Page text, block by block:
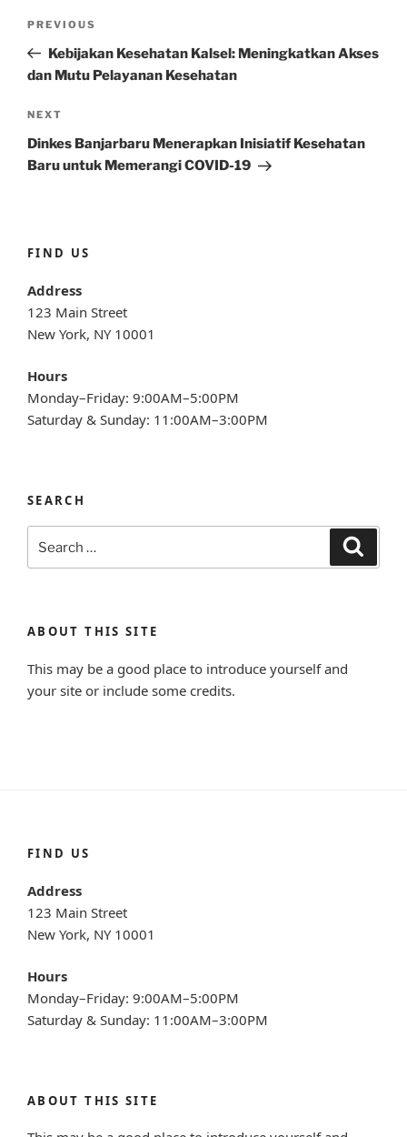
Previous
Post
PREVIOUS
Kebijakan Kesehatan Kalsel: Meningkatkan Akses
dan Mutu Pelayanan Kesehatan
Next
Post
NEXT
Dinkes Banjarbaru Menerapkan Inisiatif Kesehatan
Baru untuk Memerangi COVID-19
FIND US
Address
123 Main Street
New York, NY 10001
Hours
Monday–Friday: 9:00AM–5:00PM
Saturday & Sunday: 11:00AM–3:00PM
SEARCH
for:
ABOUT THIS SITE
This may be a good place to introduce yourself and
your site or include some credits.
FIND US
Address
123 Main Street
New York, NY 10001
Hours
Monday–Friday: 9:00AM–5:00PM
Saturday & Sunday: 11:00AM–3:00PM
ABOUT THIS SITE